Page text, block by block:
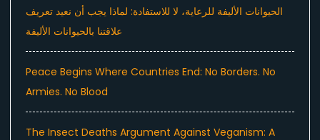
الحيوانات الأليفة للرعاية، لا للاستفادة: لماذا يجب أن نعيد تعريف
علاقتنا بالحيوانات الأليفة
Peace Begins Where Countries End: No Borders. No
Armies. No Blood
The Insect Deaths Argument Against Veganism: A